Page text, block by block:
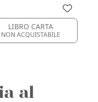
LIBRO CARTA
NON ACQUISTABILE
al